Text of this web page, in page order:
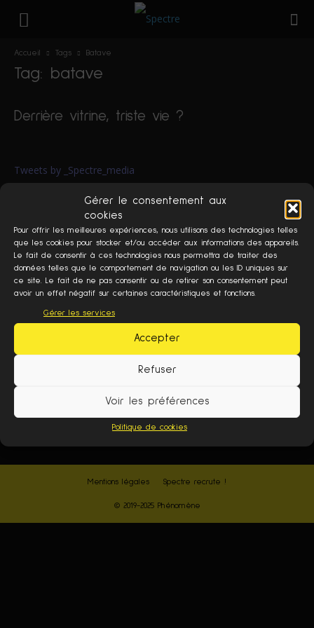
Gérer le consentement aux
cookies
Pour offrir les meilleures expériences, nous utilisons des technologies telles
que les cookies pour stocker et/ou accéder aux informations des appareils.
Le fait de consentir à ces technologies nous permettra de traiter des
données telles que le comportement de navigation ou les ID uniques sur
ce site. Le fait de ne pas consentir ou de retirer son consentement peut
avoir un effet négatif sur certaines caractéristiques et fonctions.
Gérer les services
Accepter
Refuser
Voir les préférences
Politique de cookies
Accueil Tags Batave
Tag: batave
Derrière vitrine, triste vie ?
Tweets by _Spectre_media
À PROPOS
Spectre est un média édité par l'association Phénomène.
Contactez-nous:spectre(at)phnmn.fr
Mentions légales Spectre recrute !
© 2019-2025 Phénomène